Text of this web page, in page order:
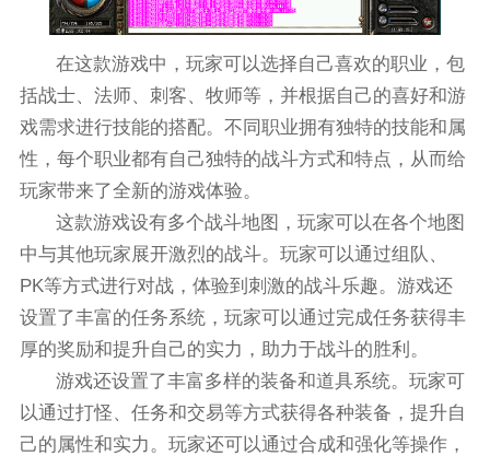
在这款游戏中，玩家可以选择自己喜欢的职业，包
括战士、法师、刺客、牧师等，并根据自己的喜好和游
戏需求进行技能的搭配。不同职业拥有独特的技能和属
性，每个职业都有自己独特的战斗方式和特点，从而给
玩家带来了全新的游戏体验。
这款游戏设有多个战斗地图，玩家可以在各个地图
中与其他玩家展开激烈的战斗。玩家可以通过组队、
PK等方式进行对战，体验到刺激的战斗乐趣。游戏还
设置了丰富的任务系统，玩家可以通过完成任务获得丰
厚的奖励和提升自己的实力，助力于战斗的胜利。
游戏还设置了丰富多样的装备和道具系统。玩家可
以通过打怪、任务和交易等方式获得各种装备，提升自
己的属性和实力。玩家还可以通过合成和强化等操作，